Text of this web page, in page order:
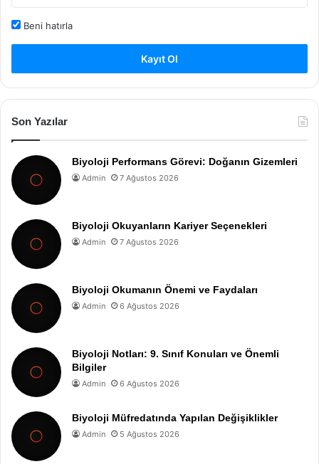
Beni hatırla
Kayıt Ol
Son Yazılar
Biyoloji Performans Görevi: Doğanın Gizemleri
Admin 7 Ağustos 2026
Biyoloji Okuyanların Kariyer Seçenekleri
Admin 7 Ağustos 2026
Biyoloji Okumanın Önemi ve Faydaları
Admin 6 Ağustos 2026
Biyoloji Notları: 9. Sınıf Konuları ve Önemli
Bilgiler
Admin 6 Ağustos 2026
Biyoloji Müfredatında Yapılan Değişiklikler
Admin 5 Ağustos 2026